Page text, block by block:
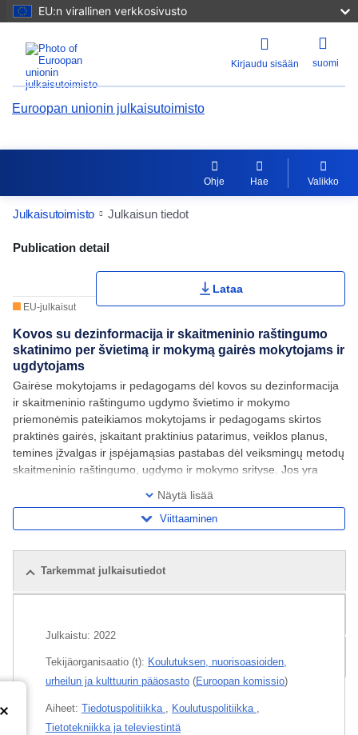
EU:n virallinen verkkosivusto
Kirjaudu sisään suomi
Euroopan unionin julkaisutoimisto
Ohje Hae Valikko
Julkaisutoimisto Julkaisun tiedot
Publication Detail Actions Portlet
Publication detail
EU-julkaisut
Lataa
Kovos su dezinformacija ir skaitmeninio raštingumo
skatinimo per švietimą ir mokymą gairės mokytojams ir
ugdytojams
Gairėse mokytojams ir pedagogams dėl kovos su dezinformacija
ir skaitmeninio raštingumo ugdymo švietimo ir mokymo
priemonėmis pateikiamos mokytojams ir pedagogams skirtos
praktinės gairės, įskaitant praktinius patarimus, veiklos planus,
temines įžvalgas ir įspėjamąsias pastabas dėl veiksmingų metodų
skaitmeninio raštingumo, ugdymo ir mokymo srityse. Jos yra
Näytä lisää
Viittaaminen
Tarkemmat julkaisutiedot
Kaikki laitokset
Julkaistu: 2022
Tekijäorganisaatio (t): Koulutuksen, nuorisoasioiden,
urheilun ja kulttuurin pääosasto (Euroopan komissio)
Aiheet: Tiedotuspolitiikka , Koulutuspolitiikka ,
Tietotekniikka ja televiestintä